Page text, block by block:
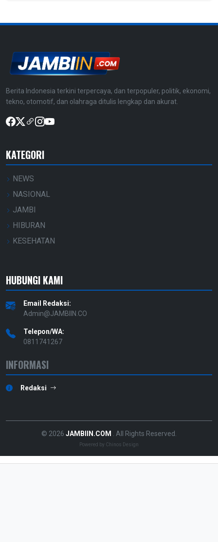
Berita Indonesia terkini terpercaya, dan terpopuler, politik, ekonomi,
tekno, otomotif, dan olahraga ditulis lengkap dan akurat.
KATEGORI
NEWS
NASIONAL
JAMBI
HIBURAN
KESEHATAN
HUBUNGI KAMI
Email Redaksi:
Admin@JAMBIIN.CO
Telepon/WA:
0811741267
INFORMASI
Redaksi
© 2026 JAMBIIN.COM . All Rights Reserved.
Powered by Chinos Design